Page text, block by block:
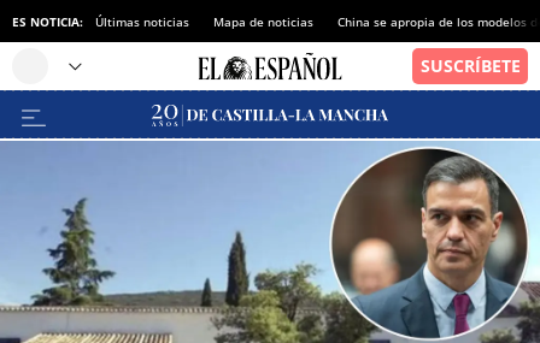
ES NOTICIA: Últimas noticias Mapa de noticias China se apropia de los modelos